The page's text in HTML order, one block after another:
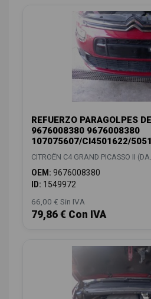
REFUERZO PARAGOLPES
9676008380 9676008380
107075607/CI4501622/
CITROËN C4 GRAND PICASSO II
OEM: 9676008380
ID: 1549972
66,00 € Sin IVA
79,86 € Con IVA